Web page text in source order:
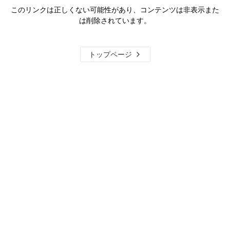
このリンクは正しくない可能性があり、コンテンツは非表示また
は削除されています。
トップページ